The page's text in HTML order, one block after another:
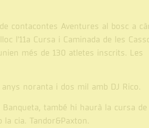
contacontes Aventures al bosc a
l'11a Cursa i Caminada de les
més de 130 atletes inscrits. Les
noranta i dos mil amb DJ Rico.
també hi haurà la cursa de
cia. Tandor&Paxton.